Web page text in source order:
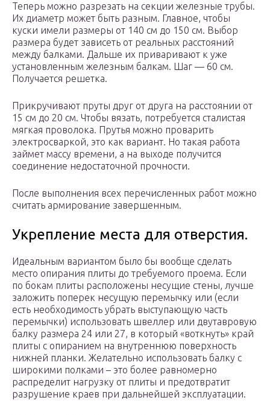
Теперь можно разрезать на секции железные трубы.
Их диаметр может быть разным. Главное, чтобы
куски имели размеры от 140 см до 150 см. Выбор
размера будет зависеть от реальных расстояний
между балками. Дальше их приваривают к уже
установленным железным балкам. Шаг — 60 см.
Получается решетка.
Прикручивают пруты друг от друга на расстоянии от
15 см до 20 см. Чтобы вязать, потребуется сталистая
мягкая проволока. Прутья можно проварить
электросваркой, это как вариант. Но такая работа
займет массу времени, а на выходе получится
соединение недостаточной прочности.
После выполнения всех перечисленных работ можно
считать армирование завершенным.
Укрепление места для отверстия.
Идеальным вариантом было бы вообще сделать
место опирания плиты до требуемого проема. Если
по бокам плиты расположены несущие стены, лучше
заложить поперек несущую перемычку или (если
есть необходимость убрать выступающую часть
перемычки) использовать швеллер или двутавровую
балку размера 24 или 27, в который «воткнуть» край
плиты с опиранием на внутреннюю поверхность
нижней планки. Желательно использовать балку с
широкими полками – это более равномерно
распределит нагрузку от плиты и предотвратит
разрушение краев при дальнейшей эксплуатации.